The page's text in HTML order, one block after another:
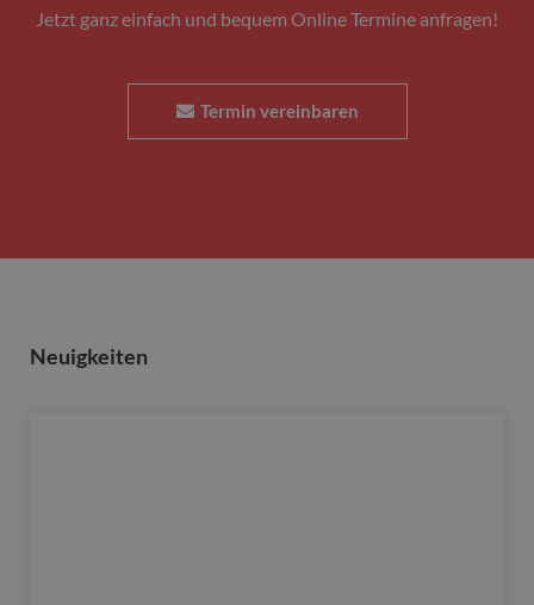
Jetzt ganz einfach und bequem Online Termine anfragen!
Termin vereinbaren
Neuigkeiten